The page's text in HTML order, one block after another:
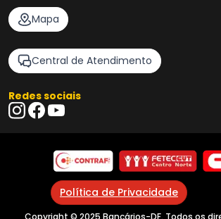
Mapa
Central de Atendimento
Redes sociais
Política de Privacidade
Copyright © 2025 Bancários-DF. Todos os